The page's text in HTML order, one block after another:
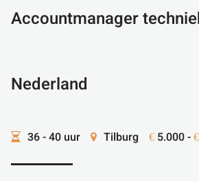
Accountmanager
Nederland
36 - 40 uur Tilburg € 5.000 - €